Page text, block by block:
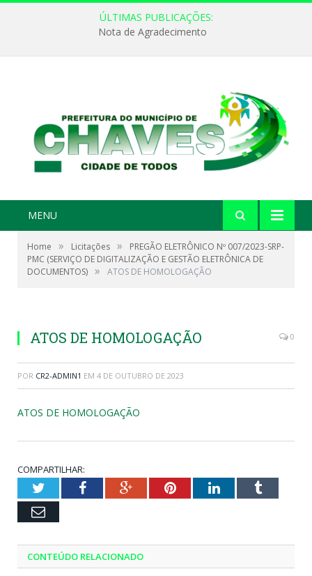
ÚLTIMAS PUBLICAÇÕES:
Nota de Agradecimento
MENU
Home » Licitações »
PREGÃO ELETRÔNICO Nº 007/2023-SRP-
PMC (SERVIÇO DE DIGITALIZAÇÃO E GESTÃO ELETRÔNICA DE
DOCUMENTOS) » ATOS DE HOMOLOGAÇÃO
ATOS DE HOMOLOGAÇÃO 0
POR CR2-ADMIN1 EM 4 DE OUTUBRO DE 2023
ATOS DE HOMOLOGAÇÃO
COMPARTILHAR:
TwitterFacebookGoogle+PinterestLinkedInTumblr
Email
CONTEÚDO RELACIONADO